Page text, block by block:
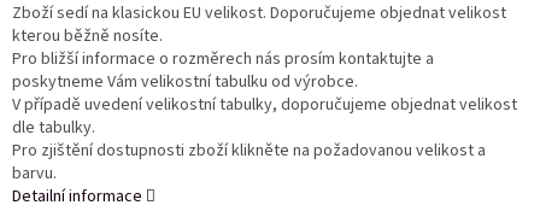
Zboží sedí na klasickou EU velikost. Doporučujeme objednat velikost
kterou běžně nosíte.
Pro bližší informace o rozměrech nás prosím kontaktujte a
poskytneme Vám velikostní tabulku od výrobce.
V případě uvedení velikostní tabulky, doporučujeme objednat velikost
dle tabulky.
Pro zjištění dostupnosti zboží klikněte na požadovanou velikost a
barvu.
Detailní informace